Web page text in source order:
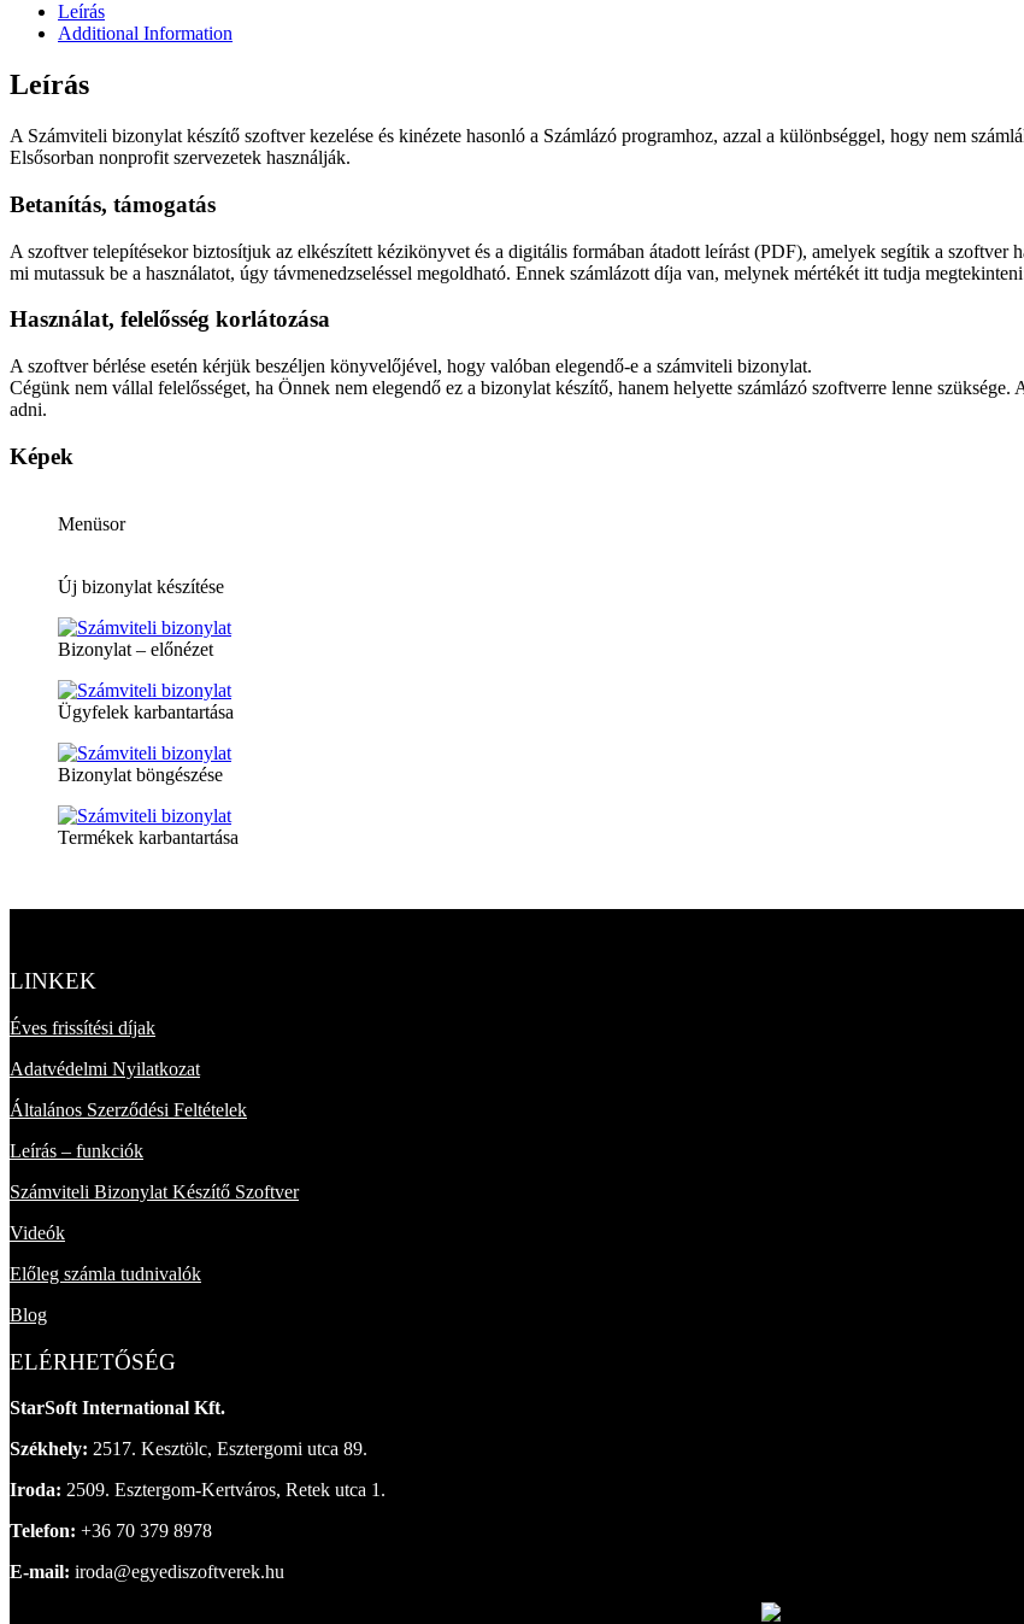
Leírás
Additional Information
Leírás
A Számviteli bizonylat készítő szoftver kezelése és kinézete hasonló a Számlázó programhoz, azzal a különbséggel, hogy nem
Elsősorban nonprofit szervezetek használják.
Betanítás, támogatás
A szoftver telepítésekor biztosítjuk az elkészített kézikönyvet és a digitális formában átadott leírást (PDF), amelyek segítik a szoftver
mi mutassuk be a használatot, úgy távmenedzseléssel megoldható. Ennek számlázott díja van, melynek mértékét itt tudja
Használat, felelősség korlátozása
A szoftver bérlése esetén kérjük beszéljen könyvelőjével, hogy valóban elegendő-e a számviteli bizonylat.
Cégünk nem vállal felelősséget, ha Önnek nem elegendő ez a bizonylat készítő, hanem helyette számlázó szoftverre lenne
adni.
Képek
Menüsor
Új bizonylat készítése
Bizonylat – előnézet
Ügyfelek karbantartása
Bizonylat böngészése
Termékek karbantartása
LINKEK
Éves frissítési díjak
Adatvédelmi Nyilatkozat
Általános Szerződési Feltételek
Leírás – funkciók
Számviteli Bizonylat Készítő Szoftver
Videók
Előleg számla tudnivalók
Blog
ELÉRHETŐSÉG
StarSoft International Kft.
Székhely: 2517. Kesztölc, Esztergomi utca 89.
Iroda: 2509. Esztergom-Kertváros, Retek utca 1.
Telefon: +36 70 379 8978
E-mail: iroda@egyediszoftverek.hu